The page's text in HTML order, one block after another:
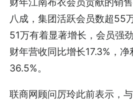
八成，集团活跃会员数超55
51万有着显著增长，会员强
财年营收同比增长17.3%，
36.5%。
联商网顾问厉玲此前表示，